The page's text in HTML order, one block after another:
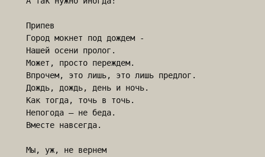
Припев
Город мокнет под дождем -
Нашей осени пролог.
Может, просто переждем.
Впрочем, это лишь, это лишь предлог.
Дождь, дождь, день и ночь.
Как тогда, точь в точь.
Непогода – не беда.
Вместе навсегда.
Мы, уж, не вернем